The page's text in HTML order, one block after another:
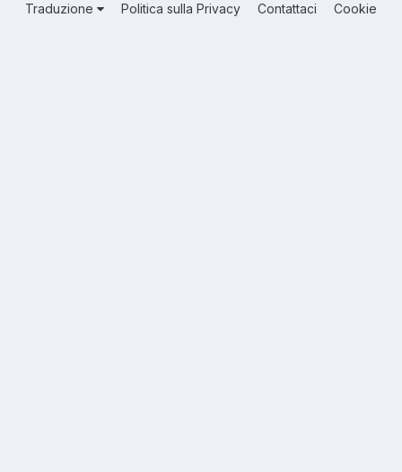
Traduzione Politica sulla Privacy Contattaci Cookie